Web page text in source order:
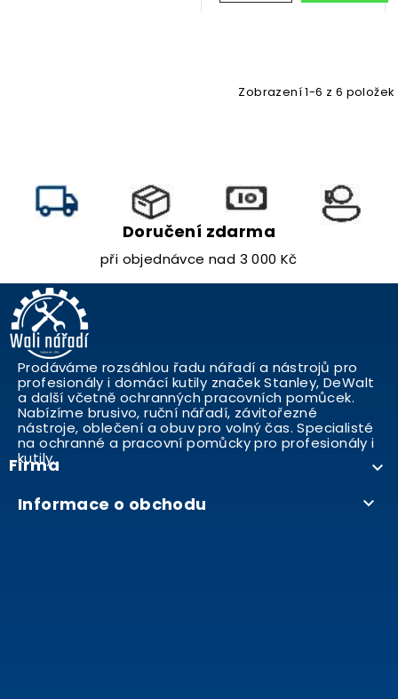
Zobrazení 1-6 z 6 položek
Doručení zdarma
při objednávce nad 3 000 Kč
Prodáváme rozsáhlou řadu nářadí a nástrojů pro
profesionály i domácí kutily značek Stanley, DeWalt
a další včetně ochranných pracovních pomůcek.
Nabízíme brusivo, ruční nářadí, závitořezné
nástroje, oblečení a obuv pro volný čas. Specialisté
na ochranné a pracovní pomůcky pro profesionály i
kutily..
Firma 
Informace o obchodu 